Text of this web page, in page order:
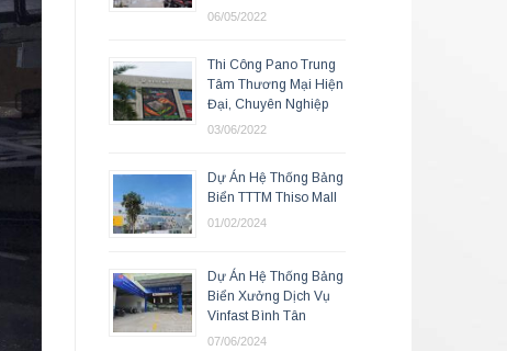
06/05/2022
Thi Công Pano Trung
Tâm Thương Mại Hiện
Đại, Chuyên Nghiệp
03/06/2022
Dự Án Hệ Thống Bảng
Biển TTTM Thiso Mall
01/02/2024
Dự Án Hệ Thống Bảng
Biển Xưởng Dịch Vụ
Vinfast Bình Tân
07/06/2024